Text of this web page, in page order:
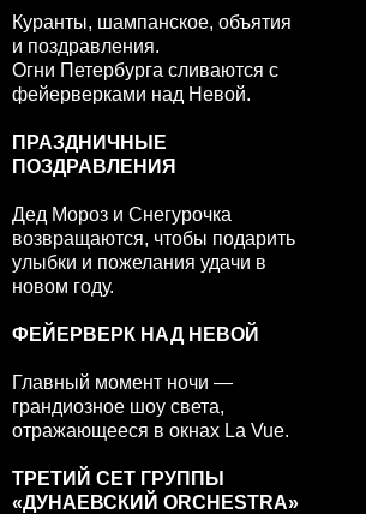
Куранты, шампанское, объятия
и поздравления.
Огни Петербурга сливаются с
фейерверками над Невой.
ПРАЗДНИЧНЫЕ
ПОЗДРАВЛЕНИЯ
Дед Мороз и Снегурочка
возвращаются, чтобы подарить
улыбки и пожелания удачи в
новом году.
ФЕЙЕРВЕРК НАД НЕВОЙ
Главный момент ночи —
грандиозное шоу света,
отражающееся в окнах La Vue.
ТРЕТИЙ СЕТ ГРУППЫ
«ДУНАЕВСКИЙ ORCHESTRA»